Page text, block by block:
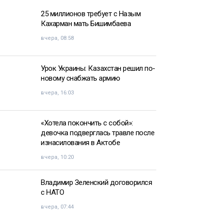
25 миллионов требует с Назым
Кахарман мать Бишимбаева
вчера, 08:58
Урок Украины: Казахстан решил по-
новому снабжать армию
вчера, 16:03
«Хотела покончить с собой»:
девочка подверглась травле после
изнасилования в Актобе
вчера, 10:20
Владимир Зеленский договорился
с НАТО
вчера, 07:44